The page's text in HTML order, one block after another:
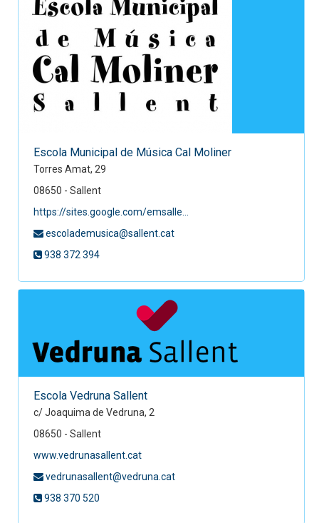
Escola Municipal de Música Cal Moliner
Torres Amat, 29
08650 - Sallent
https://sites.google.com/emsalle...
escolademusica@sallent.cat
938 372 394
Escola Vedruna Sallent
c/ Joaquima de Vedruna, 2
08650 - Sallent
www.vedrunasallent.cat
vedrunasallent@vedruna.cat
938 370 520